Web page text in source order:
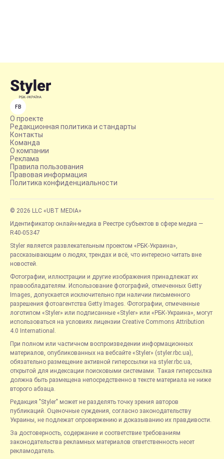
FB
О проекте
Редакционная политика и стандарты
Контакты
Команда
О компании
Реклама
Правила пользования
Правовая информация
Политика конфиденциальности
© 2026 LLC «UBT MEDIA»
Идентификатор онлайн-медиа в Реестре субъектов в сфере медиа —
R40-05347
Styler является развлекательным проектом «РБК-Украина»,
рассказывающим о людях, трендах и всё, что интересно читать вне
новостей.
Фотографии, иллюстрации и другие изображения принадлежат их
правообладателям. Использование фотографий, отмеченных Getty
Images, допускается исключительно при наличии письменного
разрешения фотоагентства Getty Images. Фотографии, отмеченные
логотипом «Styler» или подписанные «Styler» или «РБК-Украина», могут
использоваться на условиях лицензии Creative Commons Attribution
4.0 International.
При полном или частичном воспроизведении информационных
материалов, опубликованных на вебсайте «Styler» (styler.rbc.ua),
обязательно размещение активной гиперссылки на styler.rbc.ua,
открытой для индексации поисковыми системами. Такая гиперссылка
должна быть размещена непосредственно в тексте материала не ниже
второго абзаца.
Редакция "Styler" может не разделять точку зрения авторов
публикаций. Оценочные суждения, согласно законодательству
Украины, не подлежат опровержению и доказыванию их правдивости.
За достоверность, содержание и соответствие требованиям
законодательства рекламных материалов ответственность несет
рекламодатель.